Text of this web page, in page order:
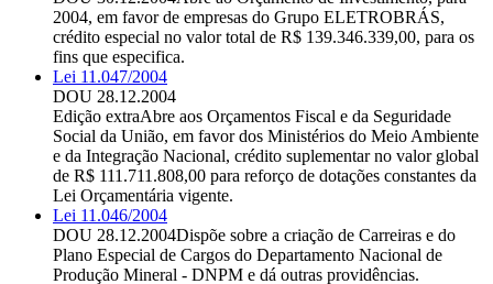
2004, em favor de empresas do Grupo ELETROBRÁS,
crédito especial no valor total de R$ 139.346.339,00, para os
fins que especifica.
Lei 11.047/2004
DOU 28.12.2004
Edição extraAbre aos Orçamentos Fiscal e da Seguridade
Social da União, em favor dos Ministérios do Meio Ambiente
e da Integração Nacional, crédito suplementar no valor global
de R$ 111.711.808,00 para reforço de dotações constantes da
Lei Orçamentária vigente.
Lei 11.046/2004
DOU 28.12.2004Dispõe sobre a criação de Carreiras e do
Plano Especial de Cargos do Departamento Nacional de
Produção Mineral - DNPM e dá outras providências.